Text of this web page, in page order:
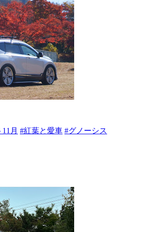
月 #紅葉と愛車 #グノーシス